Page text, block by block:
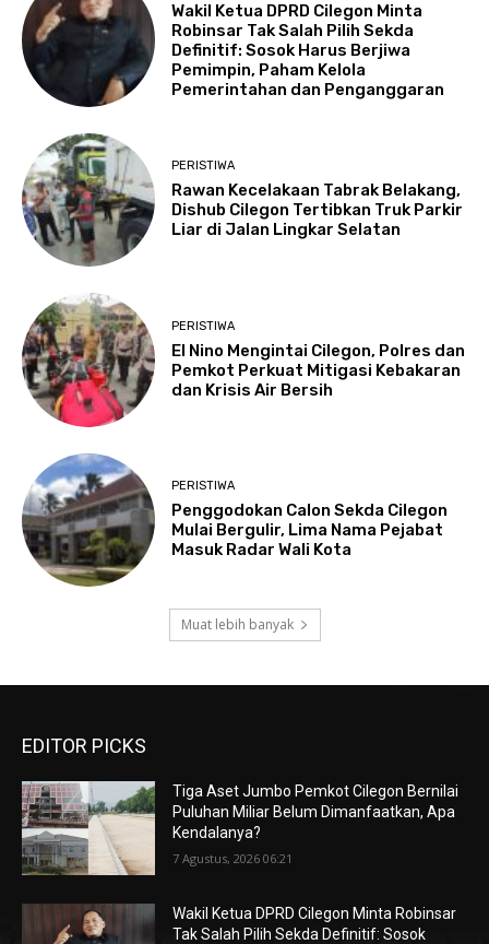
Wakil Ketua DPRD Cilegon Minta
Robinsar Tak Salah Pilih Sekda
Definitif: Sosok Harus Berjiwa
Pemimpin, Paham Kelola
Pemerintahan dan Penganggaran
PERISTIWA
Rawan Kecelakaan Tabrak Belakang,
Dishub Cilegon Tertibkan Truk Parkir
Liar di Jalan Lingkar Selatan
PERISTIWA
El Nino Mengintai Cilegon, Polres dan
Pemkot Perkuat Mitigasi Kebakaran
dan Krisis Air Bersih
PERISTIWA
Penggodokan Calon Sekda Cilegon
Mulai Bergulir, Lima Nama Pejabat
Masuk Radar Wali Kota
Muat lebih banyak
EDITOR PICKS
Tiga Aset Jumbo Pemkot Cilegon Bernilai
Puluhan Miliar Belum Dimanfaatkan, Apa
Kendalanya?
7 Agustus, 2026 06:21
Wakil Ketua DPRD Cilegon Minta Robinsar
Tak Salah Pilih Sekda Definitif: Sosok